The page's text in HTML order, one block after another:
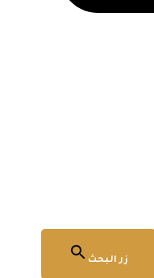
زر البحث